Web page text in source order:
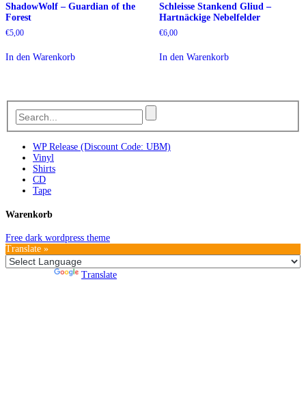
ShadowWolf – Guardian of the
Forest
€5,00
In den Warenkorb
Schleisse Stankend Gliud –
Hartnäckige Nebelfelder
€6,00
In den Warenkorb
WP Release (Discount Code: UBM)
Vinyl
Shirts
CD
Tape
Warenkorb
Free dark wordpress theme
Translate »
Translate